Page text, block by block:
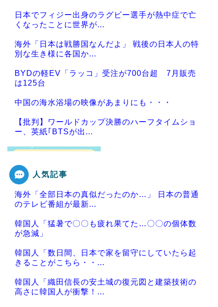
日本でフィジー出身のラグビー選手が熱中症で亡
くなったことに世界が...
海外「日本は戦勝国なんだよ」 戦後の日本人の特
別な生き様に各国か...
BYDの軽EV「ラッコ」受注が700台超 7月販売
は125台
中国の海水浴場の映像があまりにも・・・
【批判】ワールドカップ決勝のハーフタイムショ
ー、英紙｢BTSが出...
Powered by livedoor 相互RSS
人気記事
海外「全部日本の真似だったのか…」 日本の普通
のテレビ番組が最新...
韓国人「猛暑で〇〇も疲れ果てた…〇〇の個体数
が急減」
韓国人「数日間、日本で家を留守にしていたら起
きることがこちら・・...
韓国人「織田信長の安土城の復元図と建築技術の
高さに韓国人が衝撃！...